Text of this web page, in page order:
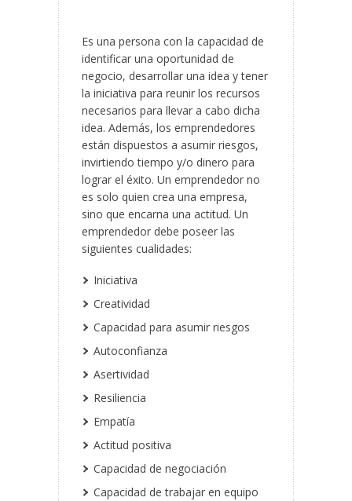
Es una persona con la capacidad de
identificar una oportunidad de
negocio, desarrollar una idea y tener
la iniciativa para reunir los recursos
necesarios para llevar a cabo dicha
idea. Además, los emprendedores
están dispuestos a asumir riesgos,
invirtiendo tiempo y/o dinero para
lograr el éxito. Un emprendedor no
es solo quien crea una empresa,
sino que encarna una actitud. Un
emprendedor debe poseer las
siguientes cualidades:
Iniciativa
Creatividad
Capacidad para asumir riesgos
Autoconfianza
Asertividad
Resiliencia
Empatía
Actitud positiva
Capacidad de negociación
Capacidad de trabajar en equipo